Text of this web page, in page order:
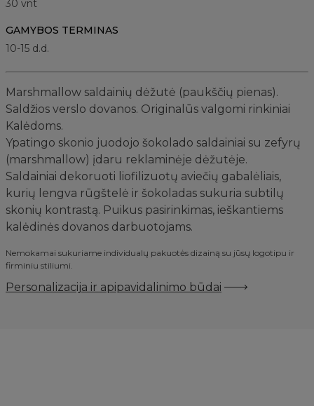
30 vnt
GAMYBOS TERMINAS
10-15 d.d.
Marshmallow saldainių dėžutė (paukščių pienas).
Saldžios verslo dovanos. Originalūs valgomi rinkiniai
Kalėdoms.
Ypatingo skonio juodojo šokolado saldainiai su zefyrų
(marshmallow) įdaru reklaminėje dėžutėje.
Saldainiai dekoruoti liofilizuotų aviečių gabalėliais,
kurių lengva rūgštelė ir šokoladas sukuria subtilų
skonių kontrastą. Puikus pasirinkimas, ieškantiems
kalėdinės dovanos darbuotojams.
Nemokamai sukuriame individualų pakuotės dizainą su jūsų logotipu ir
firminiu stiliumi.
Personalizacija ir apipavidalinimo būdai